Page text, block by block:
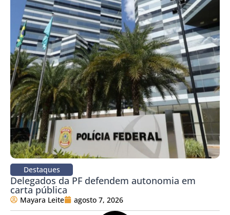
Destaques
Delegados da PF defendem autonomia em
carta pública
Mayara Leite agosto 7, 2026